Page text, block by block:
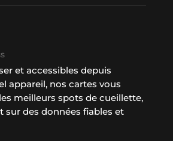
et accessibles depuis
appareil, nos cartes vous
meilleurs spots de cueillette,
sur des données fiables et